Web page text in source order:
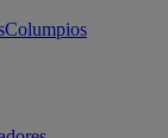
Columpios